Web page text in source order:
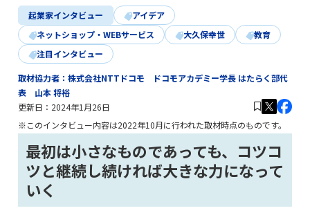
起業家インタビュー
アイデア
ネットショップ・WEBサービス
大久保幸世
教育
注目インタビュー
取材協力者：株式会社NTTドコモ ドコモアカデミー学長 はたらく部代
表 山本 将裕
更新日： 2024年1月26日
※このインタビュー内容は2022年10月に行われた取材時点のものです。
最初は小さなものであっても、コツコ
ツと継続し続ければ大きな力になって
いく